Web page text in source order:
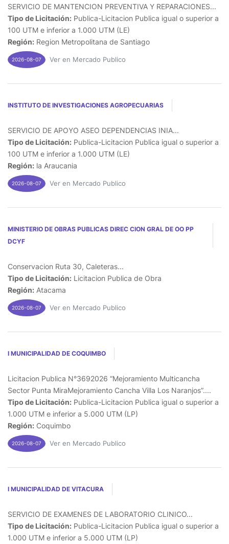
SERVICIO DE MANTENCION PREVENTIVA Y REPARACIONES...
Tipo de Licitación: Publica-Licitacion Publica igual o superior a
100 UTM e inferior a 1.000 UTM (LE)
Región: Region Metropolitana de Santiago
2026-08-07 Ver en Mercado Publico
INSTITUTO DE INVESTIGACIONES AGROPECUARIAS
SERVICIO DE APOYO ASEO DEPENDENCIAS INIA...
Tipo de Licitación: Publica-Licitacion Publica igual o superior a
100 UTM e inferior a 1.000 UTM (LE)
Región: la Araucania
2026-08-07 Ver en Mercado Publico
MINISTERIO DE OBRAS PUBLICAS DIREC CION GRAL DE OO PP
DCYF
Conservacion Ruta 30, Caleteras...
Tipo de Licitación: Licitacion Publica de Obra
Región: Atacama
2026-08-07 Ver en Mercado Publico
I MUNICIPALIDAD DE COQUIMBO
Licitacion Publica N°3692026 “Mejoramiento Multicancha
Sector Punta MiraMejoramiento Cancha Villa Los Naranjos”....
Tipo de Licitación: Publica-Licitacion Publica igual o superior a
1.000 UTM e inferior a 5.000 UTM (LP)
Región: Coquimbo
2026-08-07 Ver en Mercado Publico
I MUNICIPALIDAD DE VITACURA
SERVICIO DE EXAMENES DE LABORATORIO CLINICO...
Tipo de Licitación: Publica-Licitacion Publica igual o superior a
1.000 UTM e inferior a 5.000 UTM (LP)